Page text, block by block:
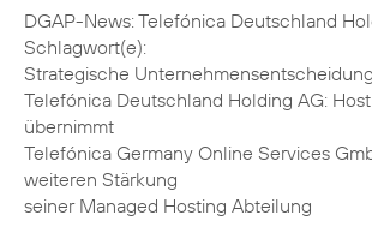
DGAP-News: Telefónica Deutschland
Schlagwort(e):
Strategische Unternehmensentscheidung
Telefónica Deutschland Holding AG:
übernimmt
Telefónica Germany Online Services
weiteren Stärkung
seiner Managed Hosting Abteilung